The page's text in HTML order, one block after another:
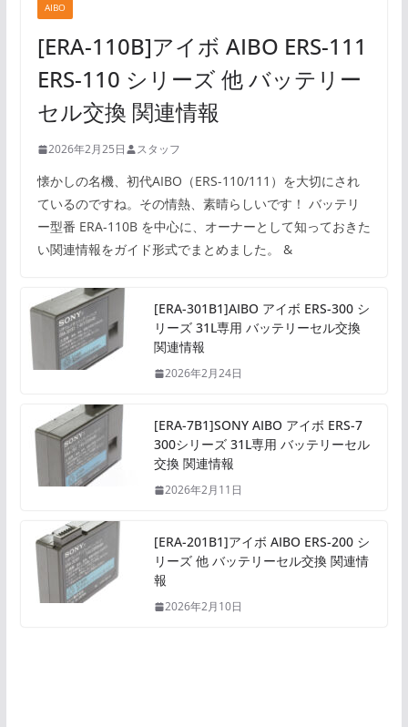
AIBO
[ERA-110B]アイボ AIBO ERS-111
ERS-110 シリーズ 他 バッテリー
セル交換 関連情報
2026年2月25日 スタッフ
懐かしの名機、初代AIBO（ERS-110/111）を大切にされ
ているのですね。その情熱、素晴らしいです！ バッテリ
ー型番 ERA-110B を中心に、オーナーとして知っておきた
い関連情報をガイド形式でまとめました。 &
[ERA-301B1]AIBO アイボ ERS-300 シ
リーズ 31L専用 バッテリーセル交換
関連情報
2026年2月24日
[ERA-7B1]SONY AIBO アイボ ERS-7
300シリーズ 31L専用 バッテリーセル
交換 関連情報
2026年2月11日
[ERA-201B1]アイボ AIBO ERS-200 シ
リーズ 他 バッテリーセル交換 関連情
報
2026年2月10日